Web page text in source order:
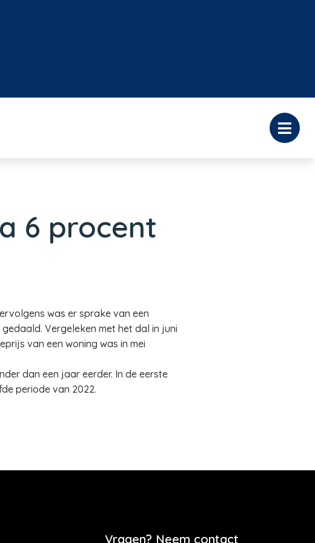
6 procent
was er sprake van een
Vergeleken met het dal in juni
van een woning was in mei
dan een jaar eerder. In de eerste
periode van 2022.
Vragen? Neem contact